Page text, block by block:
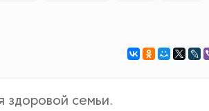
здоровой семьи.